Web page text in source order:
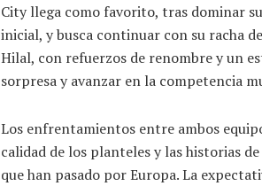
City llega como favorito, tras dominar
inicial, y busca continuar con su racha
Hilal, con refuerzos de renombre y un
sorpresa y avanzar en la competencia
Los enfrentamientos entre ambos
calidad de los planteles y las historias
que han pasado por Europa. La